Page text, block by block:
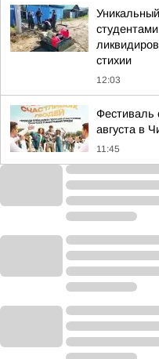
стихии
12:03
Фестиваль
августа в
11:45